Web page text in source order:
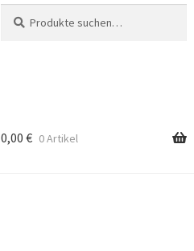
nach:
0,00 € 0 Artikel